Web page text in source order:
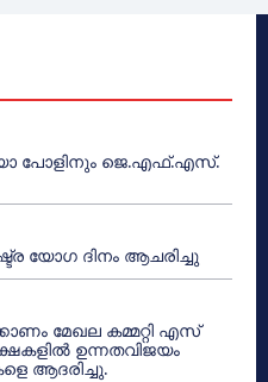
പോളിനും ജെ.എഫ്.എസ്.
യോഗ ദിനം ആചരിച്ചു
മേഖല കമ്മറ്റി എസ്
ഉന്നതവിജയം
ആദരിച്ചു.